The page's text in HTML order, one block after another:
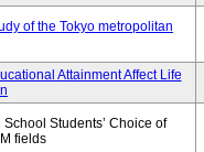
of the Tokyo metropolitan
Attainment Affect Life
Students’ Choice of
fields